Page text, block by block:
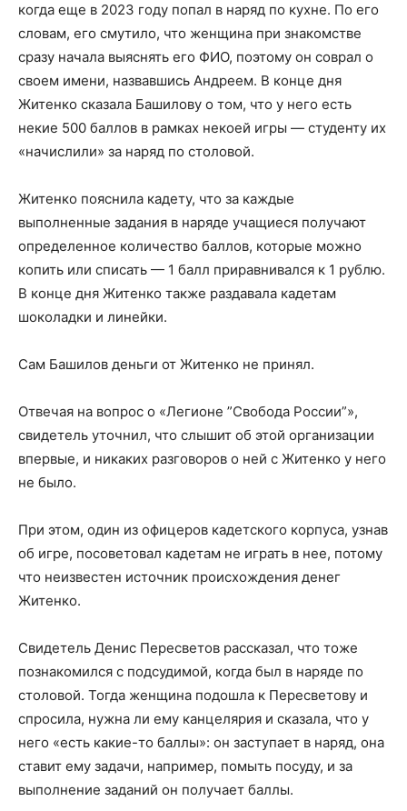
когда еще в 2023 году попал в наряд по кухне. По его
словам, его смутило, что женщина при знакомстве
сразу начала выяснять его ФИО, поэтому он соврал о
своем имени, назвавшись Андреем. В конце дня
Житенко сказала Башилову о том, что у него есть
некие 500 баллов в рамках некоей игры — студенту их
«начислили» за наряд по столовой.
Житенко пояснила кадету, что за каждые
выполненные задания в наряде учащиеся получают
определенное количество баллов, которые можно
копить или списать — 1 балл приравнивался к 1 рублю.
В конце дня Житенко также раздавала кадетам
шоколадки и линейки.
Сам Башилов деньги от Житенко не принял.
Отвечая на вопрос о «Легионе ”Свобода России”»,
свидетель уточнил, что слышит об этой организации
впервые, и никаких разговоров о ней с Житенко у него
не было.
При этом, один из офицеров кадетского корпуса, узнав
об игре, посоветовал кадетам не играть в нее, потому
что неизвестен источник происхождения денег
Житенко.
Свидетель Денис Пересветов рассказал, что тоже
познакомился с подсудимой, когда был в наряде по
столовой. Тогда женщина подошла к Пересветову и
спросила, нужна ли ему канцелярия и сказала, что у
него «есть какие-то баллы»: он заступает в наряд, она
ставит ему задачи, например, помыть посуду, и за
выполнение заданий он получает баллы.